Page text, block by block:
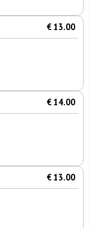
€ 13.00
€ 14.00
€ 13.00